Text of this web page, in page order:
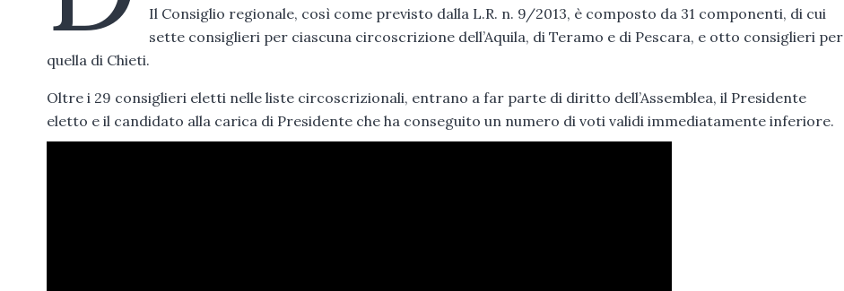
Il Consiglio regionale, così come previsto dalla L.R. n. 9/2013, è composto da 31 componenti, di cui
sette consiglieri per ciascuna circoscrizione dell’Aquila, di Teramo e di Pescara, e otto consiglieri per
quella di Chieti.
Oltre i 29 consiglieri eletti nelle liste circoscrizionali, entrano a far parte di diritto dell’Assemblea, il Presidente
eletto e il candidato alla carica di Presidente che ha conseguito un numero di voti validi immediatamente inferiore.